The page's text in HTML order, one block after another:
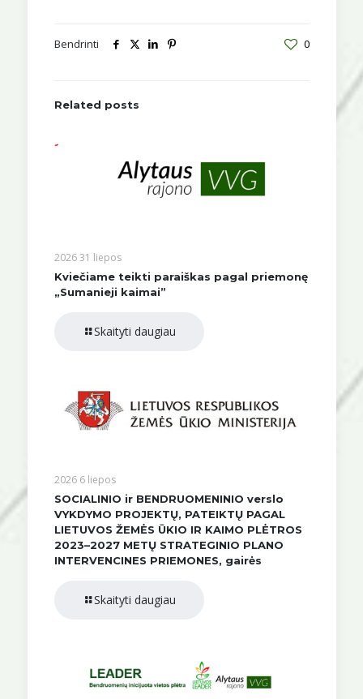
Bendrinti 0
Related posts
2026 31 liepos
Kviečiame teikti paraiškas pagal priemonę
„Sumanieji kaimai”
Skaityti daugiau
2026 6 liepos
SOCIALINIO ir BENDRUOMENINIO verslo
VYKDYMO PROJEKTŲ, PATEIKTŲ PAGAL
LIETUVOS ŽEMĖS ŪKIO IR KAIMO PLĖTROS
2023–2027 METŲ STRATEGINIO PLANO
INTERVENCINES PRIEMONES, gairės
Skaityti daugiau